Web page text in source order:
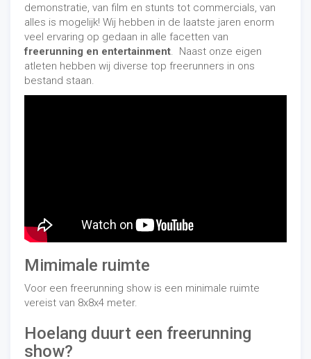
demonstratie, van film en stunts tot commercials, van
alles is mogelijk! Wij hebben in de laatste jaren enorm
veel ervaring op gedaan in alle facetten van
freerunning en entertainment . Naast onze eigen
atleten hebben wij diverse top freerunners in ons
bestand staan.
Mimimale ruimte
Voor een freerunning show is een minimale ruimte
vereist van 8x8x4 meter.
Hoelang duurt een freerunning
show?